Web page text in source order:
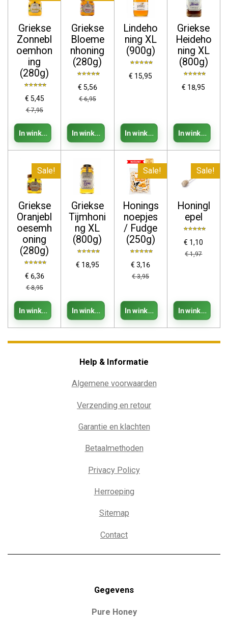
Griekse
Zonnebl
oemhon
ing
(280g)
€ 5,45
€ 7,95
In winkelwagen
Griekse
Bloeme
nhoning
(280g)
€ 5,56
€ 6,95
In winkelwagen
Lindeho
ning XL
(900g)
€ 15,95
In winkelwagen
Griekse
Heideho
ning XL
(800g)
€ 18,95
In
Sale!
Griekse
Oranjebl
oesemh
oning
(280g)
€ 6,36
€ 8,95
In winkelwagen
Griekse
Tijmhoni
ng XL
(800g)
€ 18,95
In winkelwagen
Sale!
Honings
noepjes
/ Fudge
(250g)
€ 3,16
€ 3,95
In winkelwagen
Sale!
Honingl
epel
€ 1,10
€ 1,97
In
Help & Informatie
Algemene voorwaarden
Verzending en retour
Garantie en klachten
Betaalmethoden
Privacy Policy
Herroeping
Sitemap
Contact
Gegevens
Pure Honey